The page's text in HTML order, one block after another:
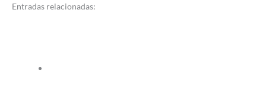
Entradas relacionadas: